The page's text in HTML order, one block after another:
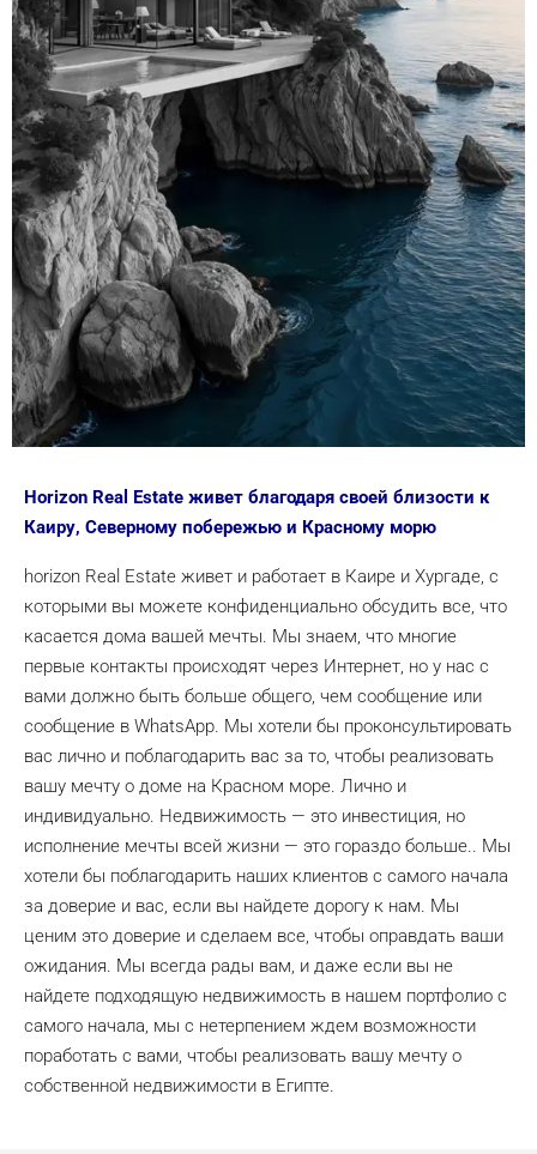
Horizon Real Estate живет благодаря своей близости к
Каиру, Северному побережью и Красному морю
horizon Real Estate живет и работает в Каире и Хургаде, с
которыми вы можете конфиденциально обсудить все, что
касается дома вашей мечты. Мы знаем, что многие
первые контакты происходят через Интернет, но у нас с
вами должно быть больше общего, чем сообщение или
сообщение в WhatsApp. Мы хотели бы проконсультировать
вас лично и поблагодарить вас за то, чтобы реализовать
вашу мечту о доме на Красном море. Лично и
индивидуально. Недвижимость — это инвестиция, но
исполнение мечты всей жизни — это гораздо больше.. Мы
хотели бы поблагодарить наших клиентов с самого начала
за доверие и вас, если вы найдете дорогу к нам. Мы
ценим это доверие и сделаем все, чтобы оправдать ваши
ожидания. Мы всегда рады вам, и даже если вы не
найдете подходящую недвижимость в нашем портфолио с
самого начала, мы с нетерпением ждем возможности
поработать с вами, чтобы реализовать вашу мечту о
собственной недвижимости в Египте.